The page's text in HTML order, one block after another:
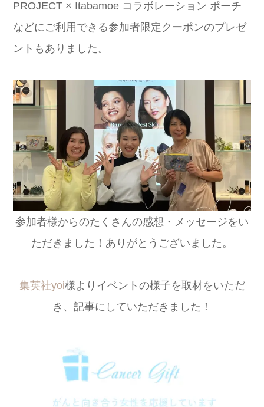
PROJECT × Itabamoe コラボレーション ポーチ
などにご利用できる参加者限定クーポンのプレゼ
ントもありました。
参加者様からのたくさんの感想・メッセージをい
ただきました！ありがとうございました。
集英社yoi様よりイベントの様子を取材をいただ
き、記事にしていただきました！